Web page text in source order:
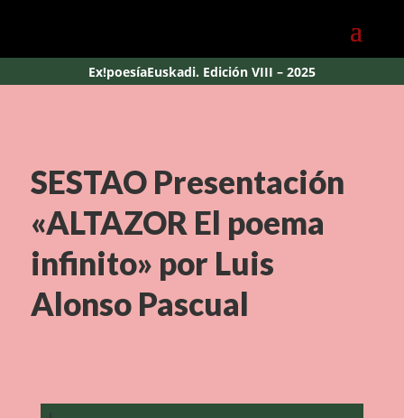
Ex!poesíaEuskadi. Edición VIII – 2025
SESTAO Presentación
«ALTAZOR El poema
infinito» por Luis
Alonso Pascual